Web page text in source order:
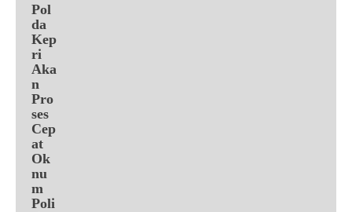
Pol
da
Kep
ri
Aka
n
Pro
ses
Cep
at
Ok
nu
m
Poli